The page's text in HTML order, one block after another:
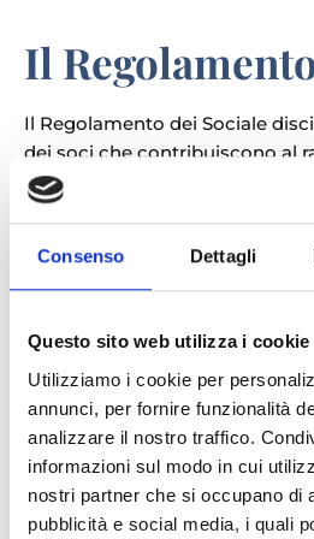
Consenso Dettagli
Questo sito web utilizza i cookie
Utilizziamo i cookie per
annunci, per fornire funzionalità
analizzare il nostro traffico.
informazioni sul modo in cui
nostri partner che si occupano di
pubblicità e social media, i quali
Il
Il Regolamento dei Sociale
dei soci che contribuiscono al
scopi sociali della cooperativa.
“Marinella” ha approvato, il 15/
modifiche al Regolamento dei
Nazionale del Lavoro delle
Il presente regolamento ha lo
l’organizzazione del lavoro dei
prestazioni lavorative dei quali
raggiungimento degli scopi